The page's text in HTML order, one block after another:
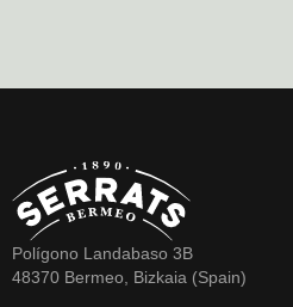
Polígono Landabaso 3B
48370 Bermeo, Bizkaia (Spain)